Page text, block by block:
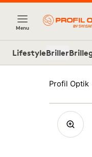
Menu
LifestyleBriller
Profil Optik